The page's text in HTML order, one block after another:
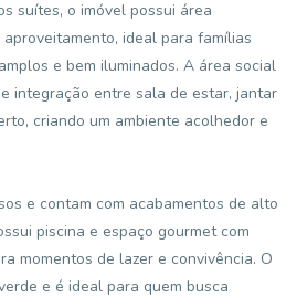
suítes, o imóvel possui área
ideal para famílias
e bem iluminados. A área social
integração entre sala de estar, jantar
criando um ambiente acolhedor e
e contam com acabamentos de alto
piscina e espaço gourmet com
momentos de lazer e convivência. O
e é ideal para quem busca